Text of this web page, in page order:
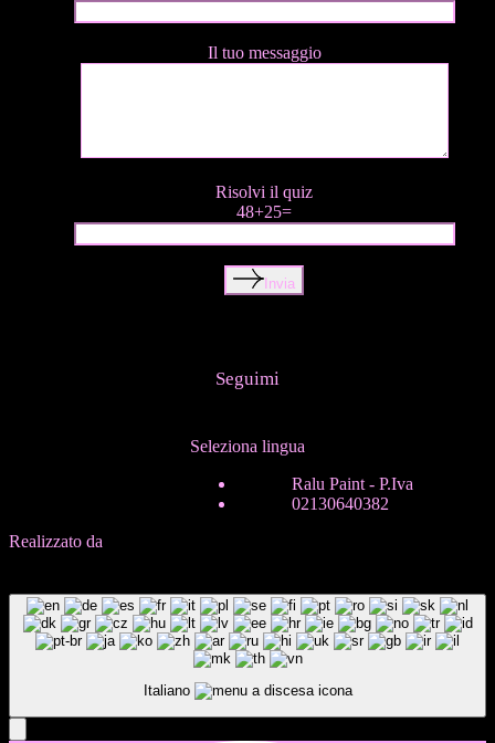
Il tuo messaggio
Risolvi il quiz
48+25=
Invia
Seguimi
Seleziona lingua
Ralu Paint - P.Iva
02130640382
Realizzato da
Italiano